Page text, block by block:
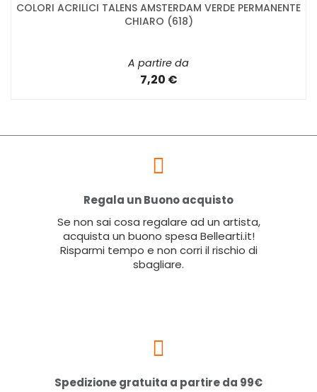
COLORI ACRILICI TALENS AMSTERDAM VERDE PERMANENTE
CHIARO (618)
A partire da
7,20 €
Regala un Buono acquisto
Se non sai cosa regalare ad un artista,
acquista un buono spesa Bellearti.it!
Risparmi tempo e non corri il rischio di
sbagliare.
Spedizione gratuita a partire da 99€